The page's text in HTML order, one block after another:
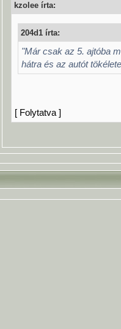
kzolee írta:
204d1 írta:
"Már csak az 5. ajtóba
hátra és az autót
[ Folytatva ]